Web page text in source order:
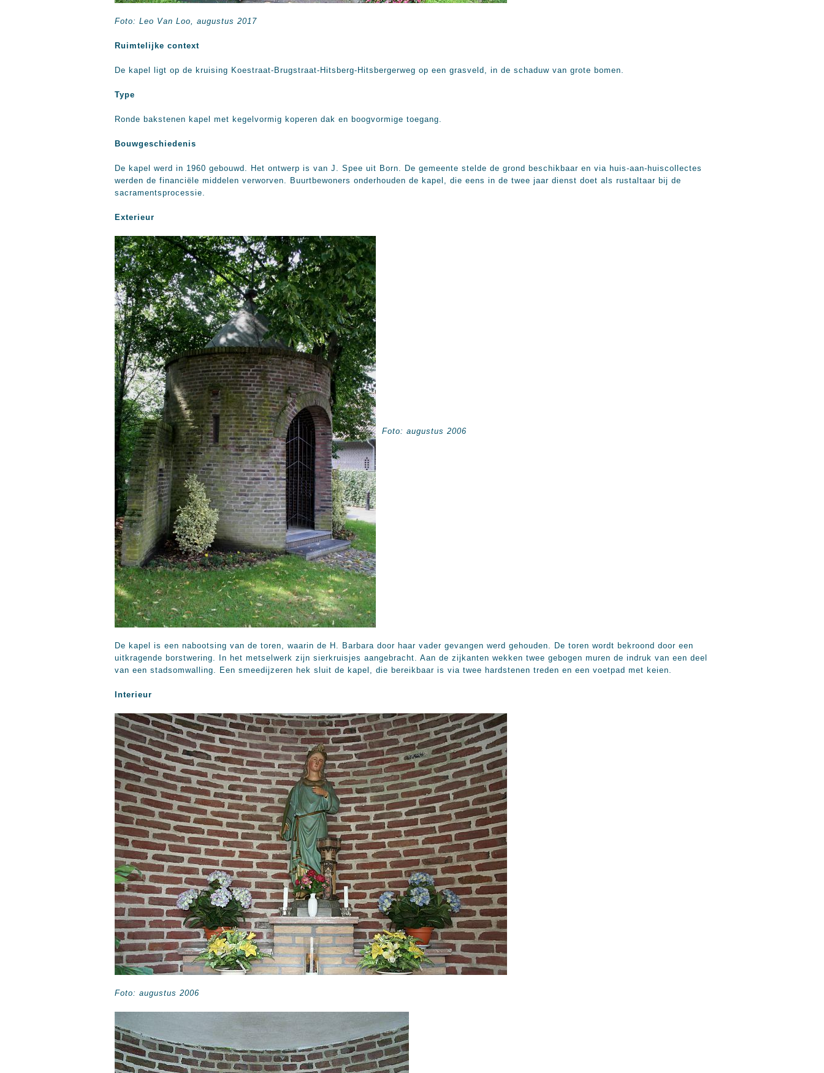
Foto: Leo Van Loo, augustus 2017
Ruimtelijke context
De kapel ligt op de kruising Koestraat-Brugstraat-Hitsberg-Hitsbergerweg op een grasveld, in de schaduw van grote bomen.
Type
Ronde bakstenen kapel met kegelvormig koperen dak en boogvormige toegang.
Bouwgeschiedenis
De kapel werd in 1960 gebouwd. Het ontwerp is van J. Spee uit Born. De gemeente stelde de grond beschikbaar en via huis-aan-huiscollectes
werden de financiële middelen verworven. Buurtbewoners onderhouden de kapel, die eens in de twee jaar dienst doet als rustaltaar bij de
sacramentsprocessie.
Exterieur
Foto: augustus 2006
De kapel is een nabootsing van de toren, waarin de H. Barbara door haar vader gevangen werd gehouden. De toren wordt bekroond door een
uitkragende borstwering. In het metselwerk zijn sierkruisjes aangebracht. Aan de zijkanten wekken twee gebogen muren de indruk van een deel
van een stadsomwalling. Een smeedijzeren hek sluit de kapel, die bereikbaar is via twee hardstenen treden en een voetpad met keien.
Interieur
Foto: augustus 2006